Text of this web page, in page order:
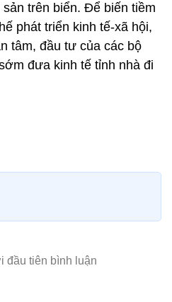
trên biển. Để biến tiềm
phát triển kinh tế-xã hội,
tâm, đầu tư của các bộ
đưa kinh tế tỉnh nhà đi